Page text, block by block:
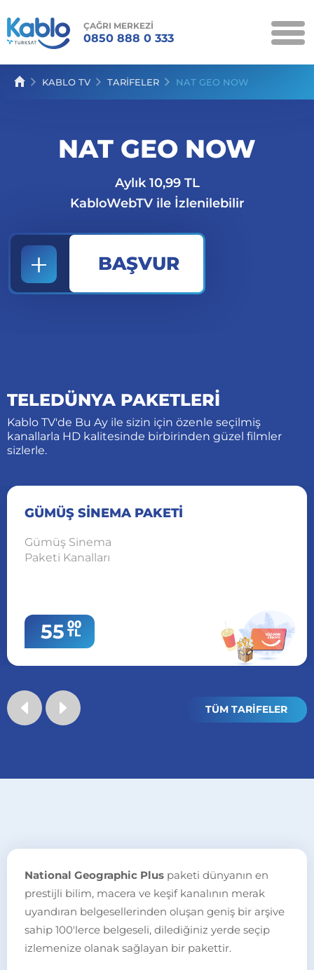
ÇAĞRI MERKEZİ
0850 888 0 333
KAMPANYALAR
KABLO TV
SERVİSLER
KABLO TV TARİFELER NAT GEO NOW
NAT GEO NOW
Aylık 10,99 TL
KabloWebTV ile İzlenilebilir
BAŞVUR
TELEDÜNYA PAKETLERİ
Kablo TV'de Bu Ay ile sizin için özenle seçilmiş
kanallarla HD kalitesinde birbirinden güzel filmler
sizlerle.
GÜMÜŞ SİNEMA PAKETİ
Gümüş Sinema
Paketi Kanalları
55 00
TL
TÜM TARİFELER
National Geographic Plus paketi dünyanın en
prestijli bilim, macera ve keşif kanalının merak
uyandıran belgesellerinden oluşan geniş bir arşive
sahip 100'lerce belgeseli, dilediğiniz yerde seçip
izlemenize olanak sağlayan bir pakettir.